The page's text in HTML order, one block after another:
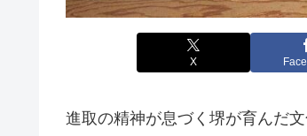
X
進取の精神が息づく堺が育んだ